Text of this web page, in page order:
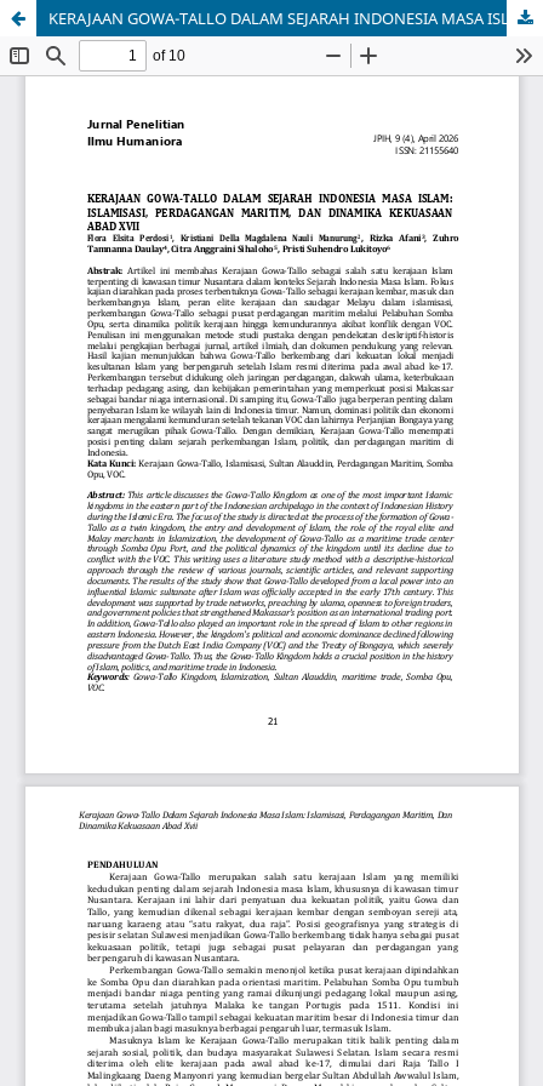
KERAJAAN GOWA-TALLO DALAM SEJARAH INDONESIA MASA ISLAM: ISLAMISASI, PERDAGANGAN MARITIM, DAN DINAMIKA KEKUASAAN ABAD XVII